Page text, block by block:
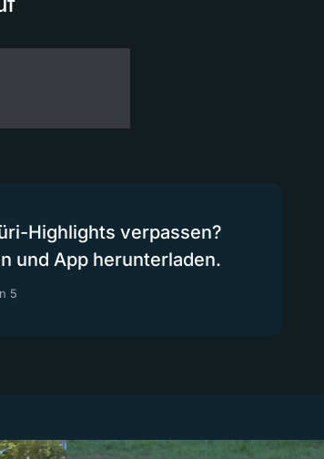
Highlights verpassen?
und App herunterladen.
5